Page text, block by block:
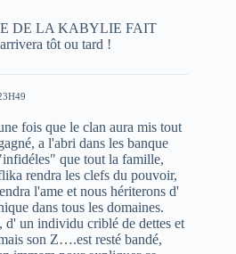
DE LA KABYLIE FAIT
tôt ou tard !
fois que le clan aura mis tout
a l'abri dans les banque
que tout la famille,
rendra les clefs du pouvoir,
l'ame et nous hériterons d'
dans tous les domaines.
d' un individu criblé de dettes et
son Z….est resté bandé,